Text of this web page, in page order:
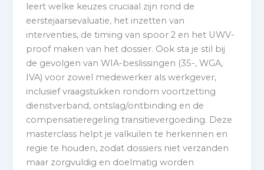
leert welke keuzes cruciaal zijn rond de
eerstejaarsevaluatie, het inzetten van
interventies, de timing van spoor 2 en het UWV-
proof maken van het dossier. Ook sta je stil bij
de gevolgen van WIA-beslissingen (35-, WGA,
IVA) voor zowel medewerker als werkgever,
inclusief vraagstukken rondom voortzetting
dienstverband, ontslag/ontbinding en de
compensatieregeling transitievergoeding. Deze
masterclass helpt je valkuilen te herkennen en
regie te houden, zodat dossiers niet verzanden
maar zorgvuldig en doelmatig worden